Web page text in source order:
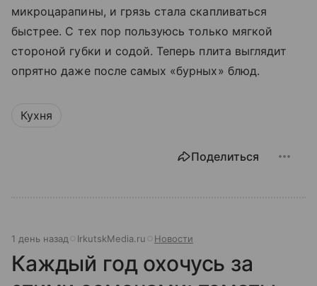
микроцарапины, и грязь стала скапливаться
быстрее. С тех пор пользуюсь только мягкой
стороной губки и содой. Теперь плита выглядит
опрятно даже после самых «бурных» блюд.
Кухня
Поделиться
1 день назад IrkutskMedia.ru Новости
Каждый год охочусь за